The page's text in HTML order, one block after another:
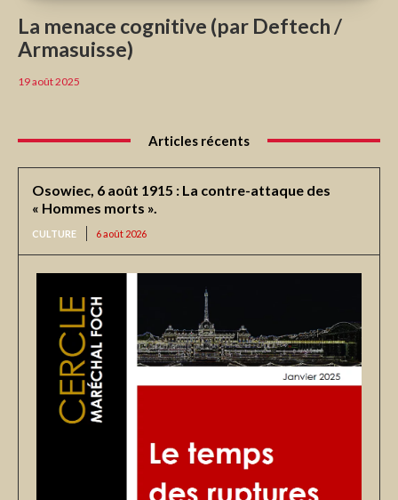
La menace cognitive (par Deftech /
Armasuisse)
19 août 2025
Articles récents
Osowiec, 6 août 1915 : La contre-attaque des
« Hommes morts ».
CULTURE 6 août 2026